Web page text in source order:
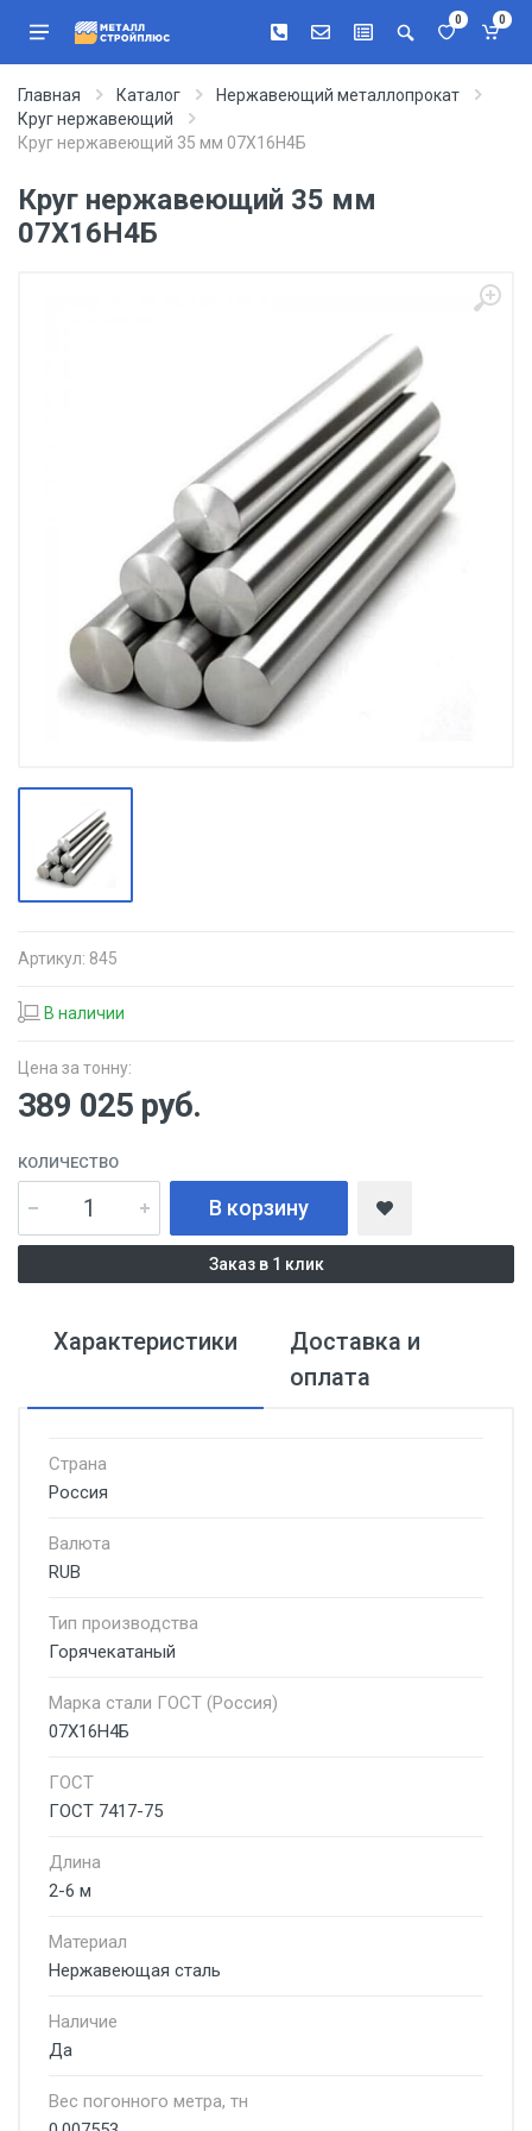
0 0
Главная Каталог
Нержавеющий металлопрокат
Круг нержавеющий
Круг нержавеющий 35 мм 07Х16Н4Б
Круг нержавеющий 35 мм
07Х16Н4Б
Артикул: 845
В наличии
Цена за тонну:
389 025 руб.
КОЛИЧЕСТВО
В корзину
Заказ в 1 клик
Характеристики
Доставка и
оплата
Страна
Россия
Валюта
RUB
Тип производства
Горячекатаный
Марка стали ГОСТ (Россия)
07Х16Н4Б
ГОСТ
ГОСТ 7417-75
Длина
2-6 м
Материал
Нержавеющая сталь
Наличие
Да
Вес погонного метра, тн